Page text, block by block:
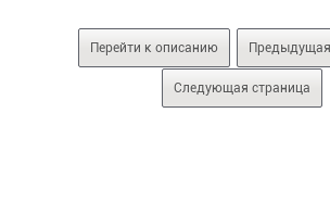
Перейти к описанию
Следующая страница